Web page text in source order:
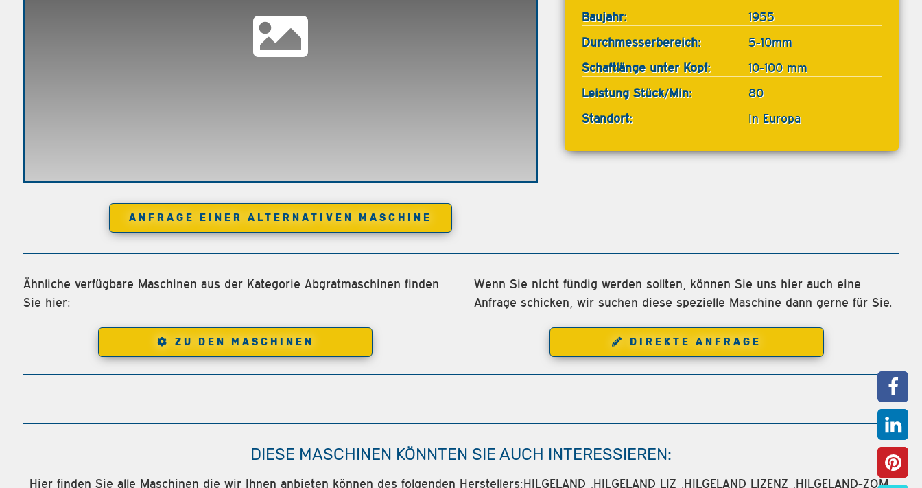
ANFRAGE EINER ALTERNATIVEN MASCHINE
Baujahr:
1955
Durchmesserbereich:
5-10mm
Schaftlänge unter Kopf:
10-100 mm
Leistung Stück/Min:
80
Standort:
In Europa
Ähnliche verfügbare Maschinen aus der Kategorie Abgratmaschinen finden
Sie hier:
ZU DEN MASCHINEN
Wenn Sie nicht fündig werden sollten, können Sie uns hier auch eine
Anfrage schicken, wir suchen diese spezielle Maschine dann gerne für Sie.
DIREKTE ANFRAGE
DIESE MASCHINEN KÖNNTEN SIE AUCH INTERESSIEREN:
Hier finden Sie alle Maschinen die wir Ihnen anbieten können des folgenden Herstellers:HILGELAND ,HILGELAND LIZ ,HILGELAND LIZENZ ,HILGELAND-ZOM.